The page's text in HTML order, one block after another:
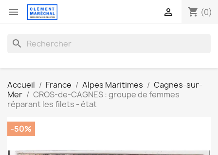
 shopping_cart (0)

search
Accueil France Alpes Maritimes
Cagnes-sur-
Mer
CROS-de-CAGNES : groupe de femmes
réparant les filets - état
-50%